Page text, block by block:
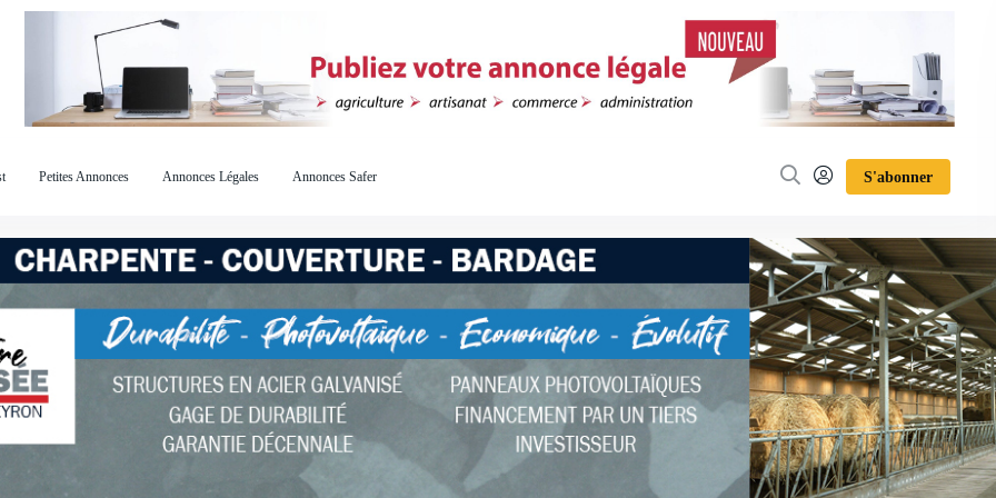
Petites Annonces Annonces Légales Annonces Safer S'abonner